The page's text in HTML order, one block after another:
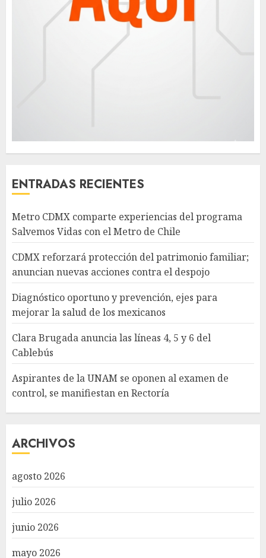
ENTRADAS RECIENTES
Metro CDMX comparte experiencias del programa
Salvemos Vidas con el Metro de Chile
CDMX reforzará protección del patrimonio familiar;
anuncian nuevas acciones contra el despojo
Diagnóstico oportuno y prevención, ejes para
mejorar la salud de los mexicanos
Clara Brugada anuncia las líneas 4, 5 y 6 del
Cablebús
Aspirantes de la UNAM se oponen al examen de
control, se manifiestan en Rectoría
ARCHIVOS
agosto 2026
julio 2026
junio 2026
mayo 2026